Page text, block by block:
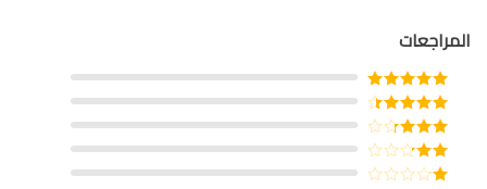
المراجعات
تم التقييم5
من 5
تم التقييم
من 5
تم
التقييم
من 5
تم